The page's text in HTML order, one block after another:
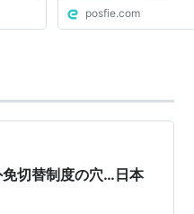
posfie.com
切替制度の穴…日本